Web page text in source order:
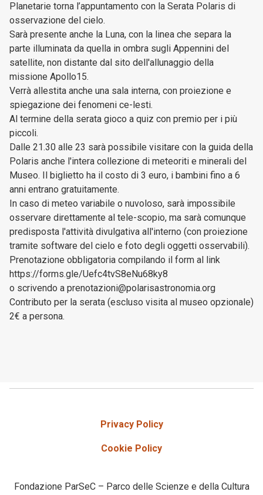
Planetarie torna l’appuntamento con la Serata Polaris di
osservazione del cielo.
Sarà presente anche la Luna, con la linea che separa la
parte illuminata da quella in ombra sugli Appennini del
satellite, non distante dal sito dell'allunaggio della
missione Apollo15.
Verrà allestita anche una sala interna, con proiezione e
spiegazione dei fenomeni ce-lesti.
Al termine della serata gioco a quiz con premio per i più
piccoli.
Dalle 21.30 alle 23 sarà possibile visitare con la guida della
Polaris anche l'intera collezione di meteoriti e minerali del
Museo. Il biglietto ha il costo di 3 euro, i bambini fino a 6
anni entrano gratuitamente.
In caso di meteo variabile o nuvoloso, sarà impossibile
osservare direttamente al tele-scopio, ma sarà comunque
predisposta l'attività divulgativa all'interno (con proiezione
tramite software del cielo e foto degli oggetti osservabili).
Prenotazione obbligatoria compilando il form al link
https://forms.gle/Uefc4tvS8eNu68ky8
o scrivendo a prenotazioni@polarisastronomia.org
Contributo per la serata (escluso visita al museo opzionale)
2€ a persona.
Privacy Policy
Cookie Policy
Fondazione ParSeC – Parco delle Scienze e della Cultura